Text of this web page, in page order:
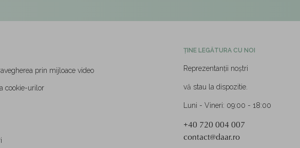
prin mijloace video
cookie-urilor
ȚINE LEGĂTURA CU NOI
Reprezentanții noștri
vă stau la dispozitie.
Luni - Vineri: 09:00 - 18:00
+40 720 004 007
contact@daar.ro